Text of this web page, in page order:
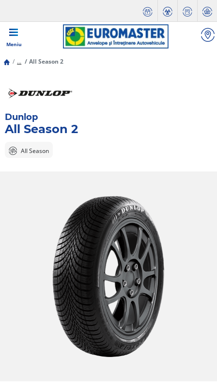
Meniu
... All Season 2
Dunlop
All Season 2
All Season